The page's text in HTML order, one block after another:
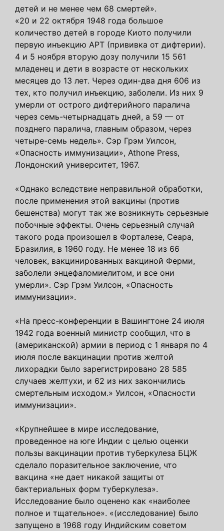
детей и не менее чем 68 смертей».
«20 и 22 октября 1948 года большое
количество детей в городе Киото получили
первую инъекцию APT (прививка от дифтерии).
4 и 5 ноября вторую дозу получили 15 561
младенец и дети в возрасте от нескольких
месяцев до 13 лет. Через один-два дня 606 из
тех, кто получил инъекцию, заболели. Из них 9
умерли от острого дифтерийного паралича
через семь-четырнадцать дней, а 59 — от
позднего паралича, главным образом, через
четыре-семь недель». Сэр Грэм Уилсон,
«Опасность иммунизации», Athone Press,
Лондонский университет, 1967.
«Однако вследствие неправильной обработки,
после применения этой вакцины (против
бешенства) могут так же возникнуть серьезные
побочные эффекты. Очень серьезный случай
такого рода произошел в Форталезе, Сеара,
Бразилия, в 1960 году. Не менее 18 из 66
человек, вакцинированных вакциной Ферми,
заболели энцефаломиелитом, и все они
умерли». Сэр Грэм Уилсон, «Опасность
иммунизации».
«На пресс-конференции в Вашингтоне 24 июля
1942 года военный министр сообщил, что в
(американской) армии в период с 1 января по 4
июля после вакцинации против желтой
лихорадки было зарегистрировано 28 585
случаев желтухи, и 62 из них закончились
смертельным исходом.» Уилсон, «Опасности
иммунизации».
«Крупнейшее в мире исследование,
проведенное на юге Индии с целью оценки
пользы вакцинации против туберкулеза БЦЖ
сделало поразительное заключение, что
вакцина «не дает никакой защиты от
бактериальных форм туберкулеза».
Исследование было оценено как «наиболее
полное и тщательное». «(исследование) было
запущено в 1968 году Индийским советом